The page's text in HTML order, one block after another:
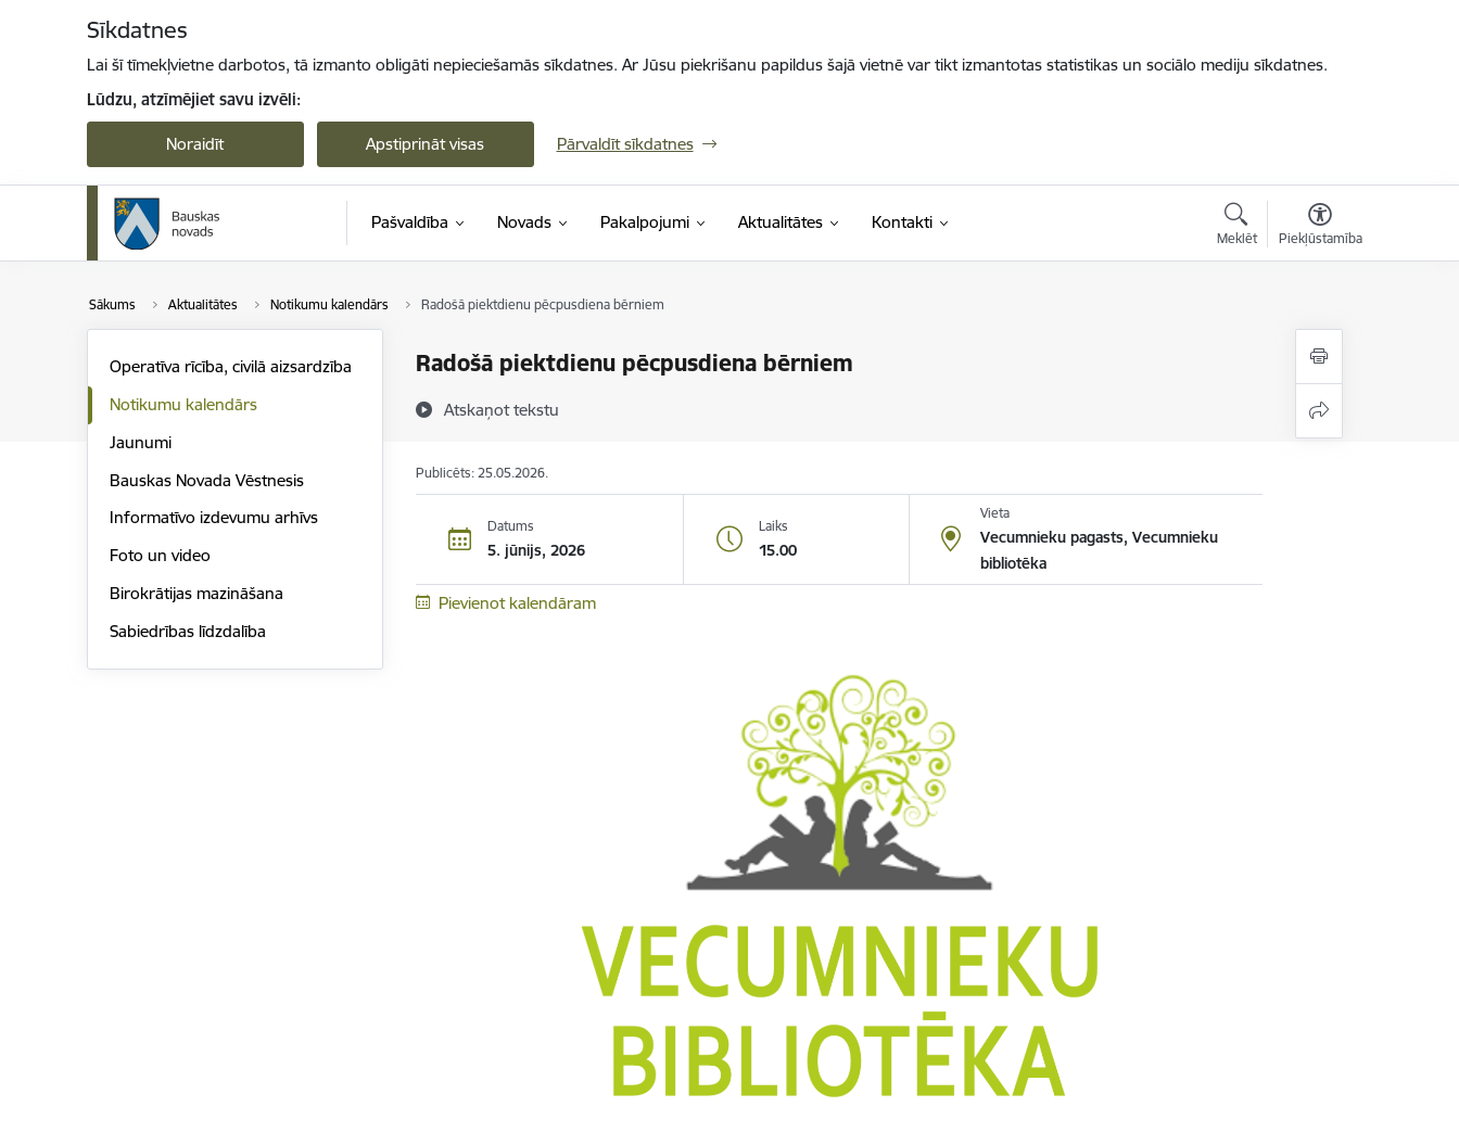
Sīkdatnes
Lai šī tīmekļvietne darbotos, tā izmanto obligāti nepieciešamās sīkdatnes. Ar Jūsu piekrišanu papildus šajā vietnē var tikt izmantotas statistikas un sociālo mediju sīkdatnes.
Lūdzu, atzīmējiet savu izvēli:
Noraidīt Apstiprināt visas Pārvaldīt sīkdatnes
Pašvaldība Novads Pakalpojumi Aktualitātes Kontakti
Meklēt Piekļūstamība
Sākums Aktualitātes Notikumu kalendārs Radošā piektdienu pēcpusdiena bērniem
Radošā piektdienu pēcpusdiena bērniem
Atskaņot tekstu
Operatīva rīcība, civilā aizsardzība
Notikumu kalendārs
Jaunumi
Bauskas Novada Vēstnesis
Informatīvo izdevumu arhīvs
Foto un video
Birokrātijas mazināšana
Sabiedrības līdzdalība
Publicēts: 25.05.2026.
Datums
5. jūnijs, 2026
Laiks
15.00
Vieta
Vecumnieku pagasts, Vecumnieku
bibliotēka
Pievienot kalendāram